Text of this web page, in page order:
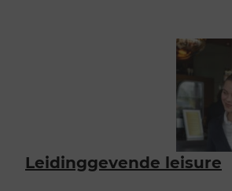
Leidinggevende leisure